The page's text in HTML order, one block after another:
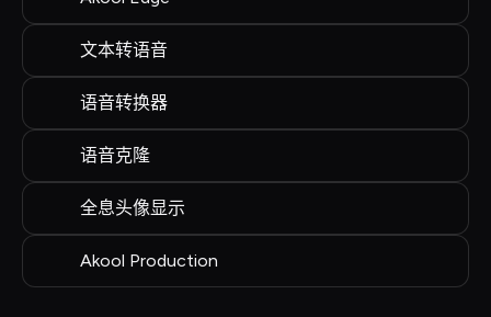
文本转语音
语音转换器
语音克隆
全息头像显示
Akool Production